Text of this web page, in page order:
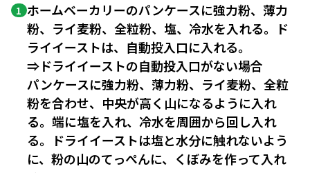
1 ホームベーカリーのパンケースに強力粉、薄力
粉、ライ麦粉、全粒粉、塩、冷水を入れる。ド
ライイーストは、自動投入口に入れる。
⇒ドライイーストの自動投入口がない場合
パンケースに強力粉、薄力粉、ライ麦粉、全粒
粉を合わせ、中央が高く山になるように入れ
る。端に塩を入れ、冷水を周囲から回し入れ
る。ドライイーストは塩と水分に触れないよう
に、粉の山のてっぺんに、くぼみを作って入れ